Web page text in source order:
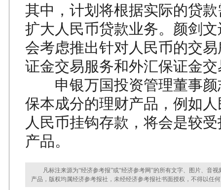
其中，计划将根据实际的贷
扩大人民币贷款业务。颜剑
会考虑推出针对人民币的交
证金交易服务和外汇保证金
申银万国投资管理董事颜
保本成分的理财产品，例如
人民币挂钩存款，将会是较
产品。
凡标注来源为“经济参考报”或“经济参考网”的所有文字、图片、音视
产品，版权均属经济参考报社，未经经济参考报社书面授权，不得以任